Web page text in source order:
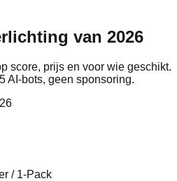
van 2026
score, prijs en voor wie geschikt.
AI-bots, geen sponsoring.
/ 1-Pack